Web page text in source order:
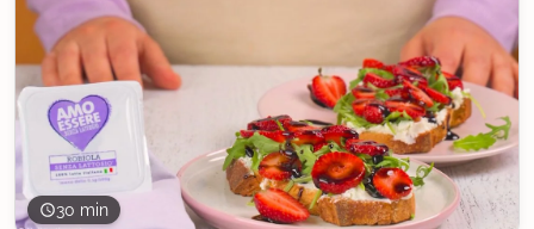
30 min